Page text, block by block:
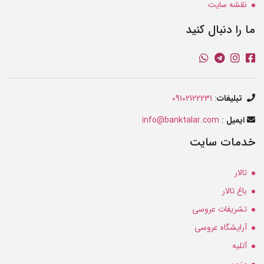
نقشه سایت
ما را دنبال کنید
تبلیغات:
09102122231
ایمیل :
info@banktalar.com
خدمات سایت
تالار
باغ تالار
تشریفات عروسی
آرایشگاه عروسی
آتلیه